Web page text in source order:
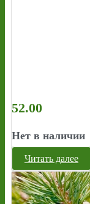
52.00
Нет в наличии
Читать далее